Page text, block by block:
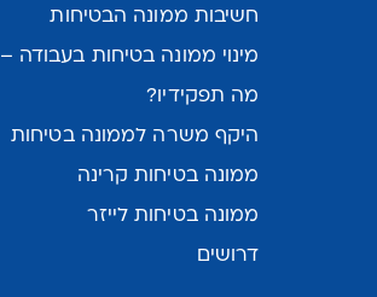
חשיבות ממונה הבטיחות
מינוי ממונה בטיחות בעבודה –
מה תפקידיו?
היקף משרה לממונה בטיחות
ממונה בטיחות קרינה
ממונה בטיחות לייזר
דרושים